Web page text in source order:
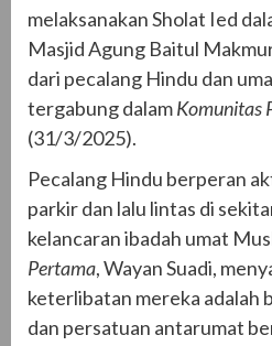
melaksanakan Sholat Ied
Masjid Agung Baitul
dari pecalang Hindu dan
tergabung dalamKomunitas
(31/3/2025).
Pecalang Hindu berperan
parkir dan lalu lintas di
kelancaran ibadah umat
Pertama, Wayan Suadi,
keterlibatan mereka adalah
dan persatuan antarumat